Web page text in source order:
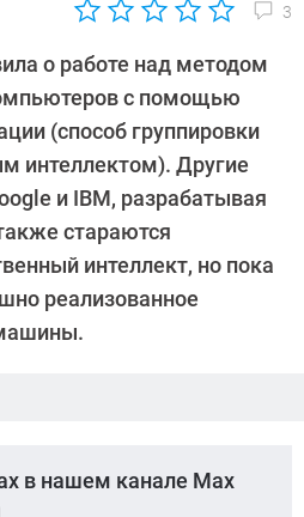
3
о работе над методом
с помощью
(способ группировки
интеллектом). Другие
и IBM, разрабатывая
стараются
интеллект, но пока
реализованное
в нашем канале Max